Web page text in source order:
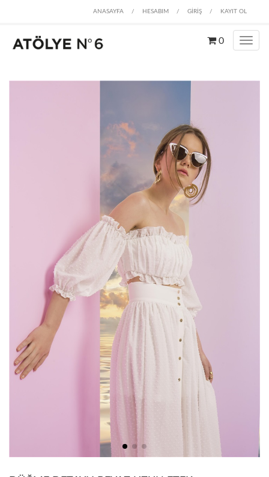
ANASAYFA / HESABIM / GİRİŞ / KAYIT OL
0